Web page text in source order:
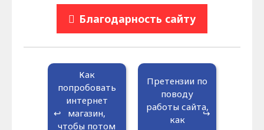
Благодарность сайту
Как
попробовать
интернет
магазин,
чтобы потом
Претензии по
поводу
работы сайта,
как